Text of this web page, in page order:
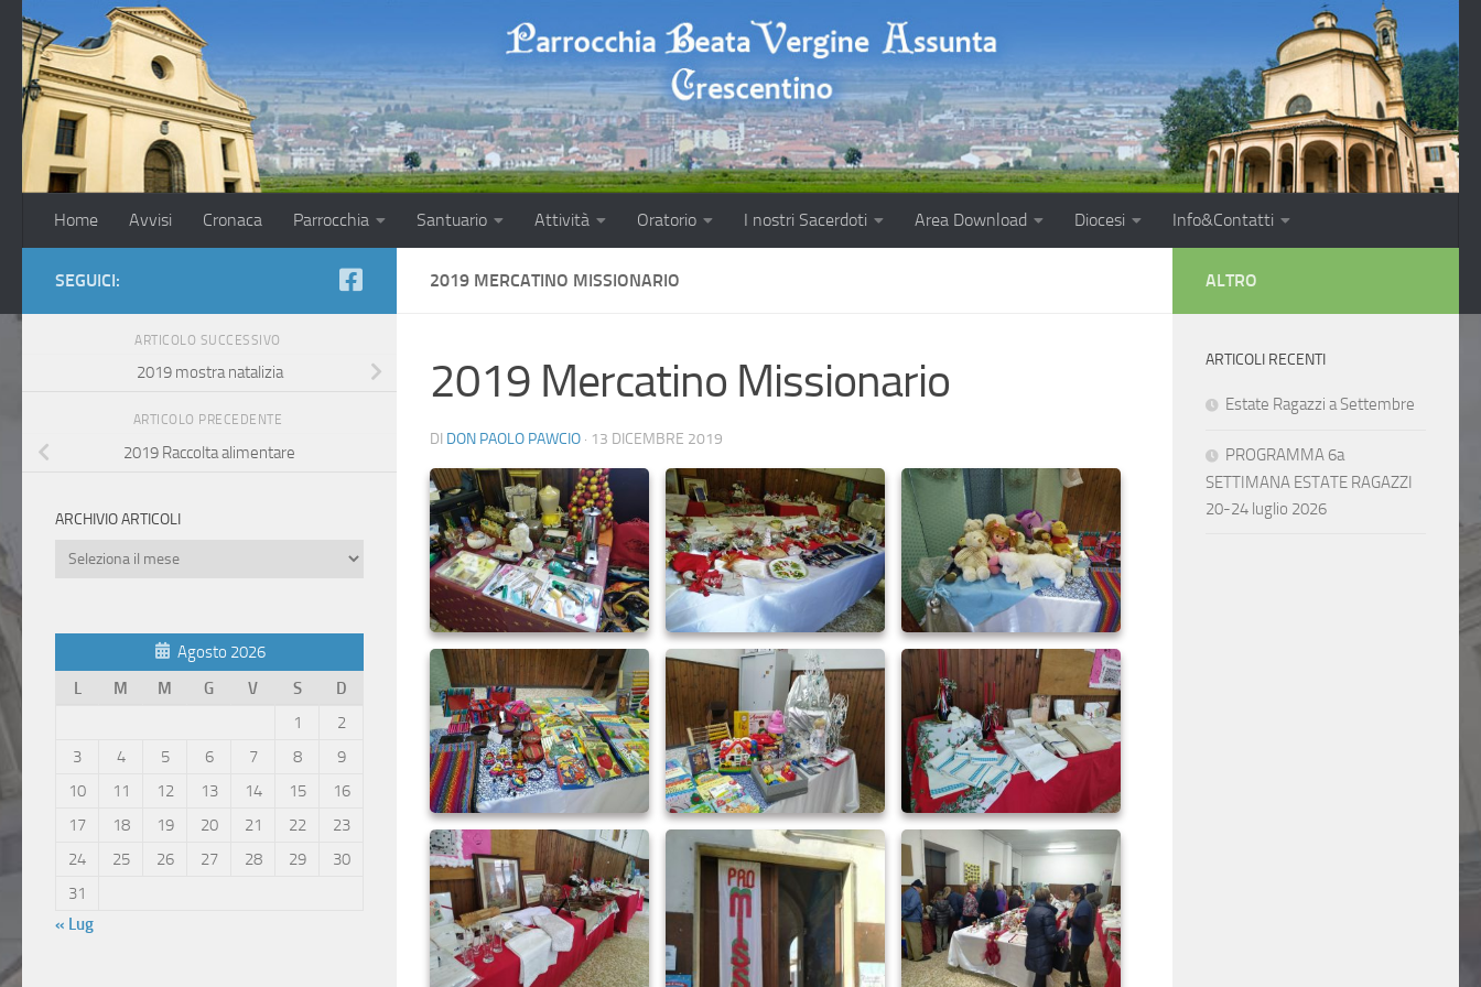
Salta al contenuto
Home Avvisi Cronaca Parrocchia Santuario Attività Oratorio I nostri Sacerdoti Area Download Diocesi Info&Contatti
2019 MERCATINO MISSIONARIO
2019 Mercatino Missionario
DI DON PAOLO PAWCIO · 13 DICEMBRE 2019
SEGUICI:
ARTICOLO SUCCESSIVO
2019 mostra natalizia
ARTICOLO PRECEDENTE
2019 Raccolta alimentare
ARCHIVIO ARTICOLI
Archivio
Agosto 2026
L
M M G V S
D
1
2
3
4 5 6 7 8
9
10
11 12 13 14 15
16
17
18 19 20 21 22
23
24
25 26 27 28 29
30
31
« Lug
ALTRO
ARTICOLI RECENTI
Estate Ragazzi a Settembre
PROGRAMMA 6a
SETTIMANA ESTATE RAGAZZI
20-24 luglio 2026